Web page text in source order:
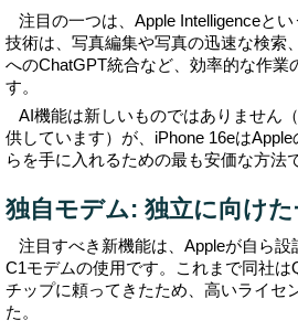
注目の一つは、Apple Intelligenceと
技術は、写真編集や写真の迅速な検索
へのChatGPT統合など、効率的な作業
す。
AI機能は新しいものではありません
供しています）が、iPhone 16eは
らを手に入れるための最も安価な方法
独自モデム: 独立に向け
注目すべき新機能は、Appleが自ら
C1モデムの使用です。これまで同社
チップに頼ってきたため、高いライセ
た。